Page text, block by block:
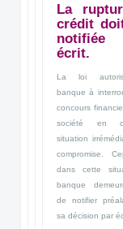
La
crédit
écrit.
La loi
banque à
concours
société en
situation
compromise.
dans cette
banque
de notifier
sa décision par